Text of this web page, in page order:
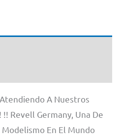
A Nuestros
Revell Germany, Una De
En El Mundo